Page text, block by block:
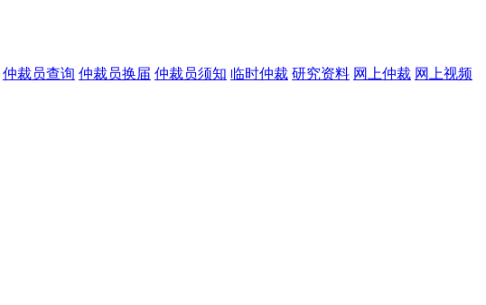
仲裁员查询 仲裁员换届 仲裁员须知 临时仲裁 研究资料 网上仲裁 网上视频